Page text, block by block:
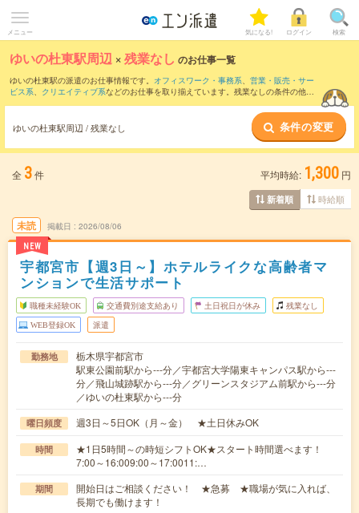
メニュー 気になる! ログイン 検索
ゆいの杜東駅周辺 ×残業なし のお仕事一覧
ゆいの杜東駅の派遣のお仕事情報です。 オフィスワーク・事務系、 営業・販売・サー
ビス系、 クリエイティブ系などのお仕事を取り揃えています。残業なしの条件の他
ゆいの杜東駅周辺 / 残業なし 条件の変更
全 3件 平均時給: 1,300 円
新着順 時給順
未読
NEW
掲載日 2026/08/06
宇都宮市【週3日～】ホテルライクな高齢者マ
ンションで生活サポート
職種未経験OK 交通費別途支給あり 土日祝日が休み 残業なし
WEB登録OK 派遣
勤務地
栃木県宇都宮市
駅東公園前駅から---分／宇都宮大学陽東キャンパス駅から---
分／飛山城跡駅から---分／グリーンスタジアム前駅から---分
／ゆいの杜東駅から---分
曜日頻度 週3日～5日OK（月～金） ★土日休みOK
時間
★1日5時間～の時短シフトOK★スタート時間選べます！
7:00～16:009:00～17:0011:…
期間
開始日はご相談ください！ ★急募 ★職場が気に入れば、
長期でも働けます！